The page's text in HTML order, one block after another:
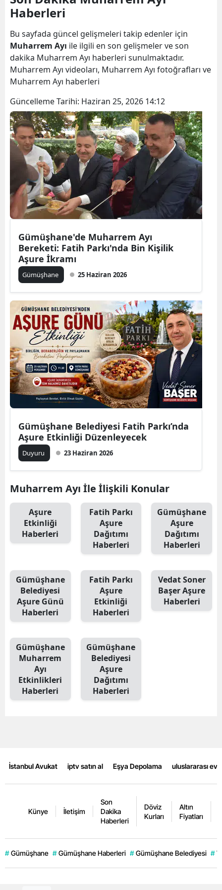
Bingöl
Bitlis
Bolu
Bursa
Çanakkale
Çankırı
Çorum
Denizli
Diyarbakır
Edirne
Erzincan
Erzurum
Eskişehir
Gaziantep
Giresun
Gümüşhane
Hakkari
Isparta
Kars
Kastamonu
Kırklareli
Kırşehir
Kocaeli
Konya
Kütahya
Malatya
Manisa
Muğla
Muş
Nevşehir
Niğde
Rize
Haberleri
Bu sayfada güncel gelişmeleri takip edenler için
Muharrem Ayı ile ilgili en son gelişmeler ve son
dakika Muharrem Ayı haberleri sunulmaktadır.
Muharrem Ayı videoları, Muharrem Ayı fotoğrafları ve
Muharrem Ayı haberleri
Güncelleme Tarihi: Haziran 25, 2026 14:12
Gümüşhane'de Muharrem Ayı
Bereketi: Fatih Parkı'nda Bin Kişilik
Aşure İkramı
Gümüşhane 25 Haziran 2026
Gümüşhane Belediyesi Fatih Parkı’nda
Aşure Etkinliği Düzenleyecek
Duyuru 23 Haziran 2026
Muharrem Ayı İle İlişkili Konular
Aşure
Etkinliği
Haberleri
Fatih Parkı
Aşure
Dağıtımı
Haberleri
Gümüşhane
Aşure
Dağıtımı
Haberleri
Gümüşhane
Belediyesi
Aşure Günü
Haberleri
Fatih Parkı
Aşure
Etkinliği
Haberleri
Vedat Soner
Başer Aşure
Haberleri
Gümüşhane
Muharrem
Ayı
Etkinlikleri
Haberleri
Gümüşhane
Belediyesi
Aşure
Dağıtımı
Haberleri
İstanbul Avukat iptv satın al Eşya Depolama uluslararası
Künye İletişim
Son
Dakika
Haberleri
Döviz
Kurları
Altın
Fiyatları
# Gümüşhane # Gümüşhane Haberleri # Gümüşhane Belediyesi #